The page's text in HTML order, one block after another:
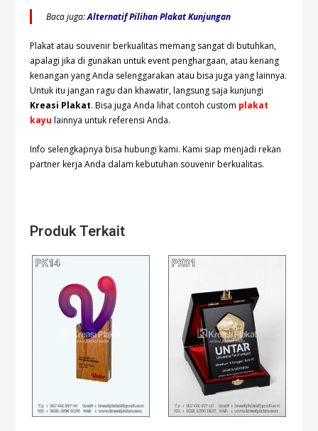
Baca juga:Alternatif Pilihan Plakat Kunjungan
Plakat atau souvenir berkualitas memang sangat di butuhkan,
apalagi jika di gunakan untuk event penghargaan, atau kenang
kenangan yang Anda selenggarakan atau bisa juga yang lainnya.
Untuk itu jangan ragu dan khawatir, langsung saja kunjungi
Kreasi Plakat. Bisa juga Anda lihat contoh custom plakat
kayu lainnya untuk referensi Anda.
Info selengkapnya bisa hubungi kami. Kami siap menjadi rekan
partner kerja Anda dalam kebutuhan souvenir berkualitas.
Produk Terkait